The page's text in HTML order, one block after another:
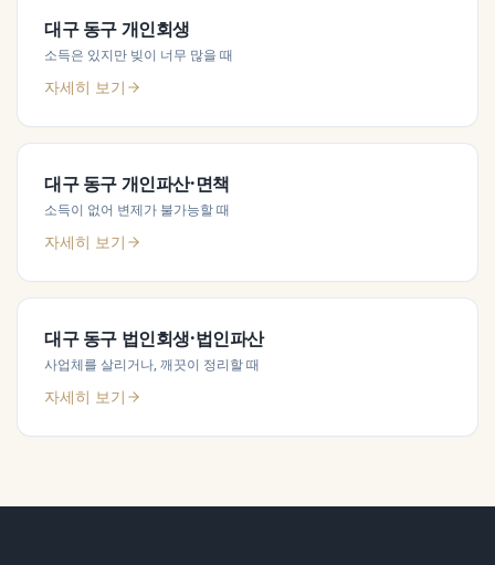
대구 동구개인회생
소득은 있지만 빚이 너무 많을 때
자세히 보기
대구 동구개인파산·면책
소득이 없어 변제가 불가능할 때
자세히 보기
대구 동구 법인회생·법인파산
사업체를 살리거나, 깨끗이 정리할 때
자세히 보기